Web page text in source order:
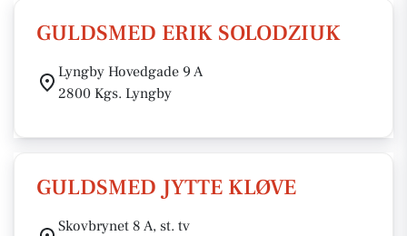
GULDSMED ERIK SOLODZIUK
Lyngby Hovedgade 9 A
2800 Kgs. Lyngby
GULDSMED JYTTE KLØVE
Skovbrynet 8 A, st. tv